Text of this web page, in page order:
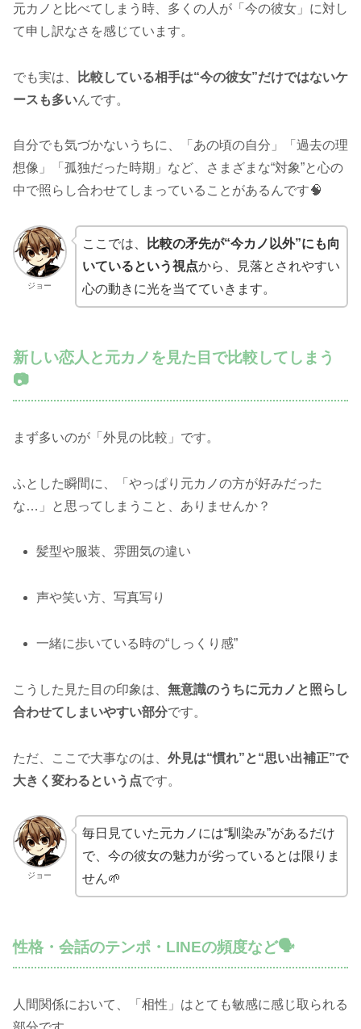
元カノと比べてしまう時、多くの人が「今の彼女」に対し
て申し訳なさを感じています。
でも実は、
比較している相手は“今の彼女”だけではないケ
ースも多いんです。
自分でも気づかないうちに、「あの頃の自分」「過去の理
想像」「孤独だった時期」など、さまざまな“対象”と心の
中で照らし合わせてしまっていることがあるんです🧠
ジョー
ここでは、
比較の矛先が“今カノ以外”にも向
いているという視点から、見落とされやすい
心の動きに光を当てていきます。
新しい恋人と元カノを見た目で比較してしまう
📷
まず多いのが「外見の比較」です。
ふとした瞬間に、「やっぱり元カノの方が好みだった
な…」と思ってしまうこと、ありませんか？
髪型や服装、雰囲気の違い
声や笑い方、写真写り
一緒に歩いている時の“しっくり感”
こうした見た目の印象は、 無意識のうちに元カノと照らし
合わせてしまいやすい部分です。
ただ、ここで大事なのは、 外見は“慣れ”と“思い出補正”で
大きく変わるという点です。
ジョー
毎日見ていた元カノには“馴染み”があるだけ
で、今の彼女の魅力が劣っているとは限りま
せん🌱
性格・会話のテンポ・LINEの頻度など🗣️
人間関係において、「相性」はとても敏感に感じ取られる